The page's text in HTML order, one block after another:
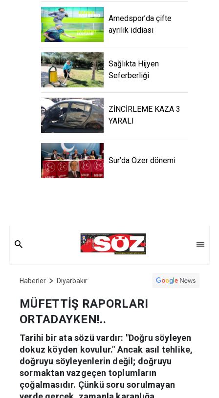
Amedspor’da çifte
ayrılık iddiası
Sağlıkta Hijyen
Seferberliği
ZİNCİRLEME KAZA 3
YARALI
Sur’da Özer dönemi
MÜFETTİŞ RAPORLARI
ORTADAYKEN!..
Tarihi bir ata sözü vardır: "Doğru söyleyen
dokuz köyden kovulur." Ancak asıl tehlike,
doğruyu söyleyenlerin değil; doğruyu
sormaktan vazgeçen toplumların